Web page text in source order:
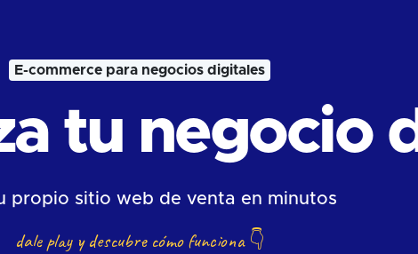
E-commerce para negocios digitales
tu negocio
propio sitio web de venta en minutos
dale play y descubre cómo funciona 👇